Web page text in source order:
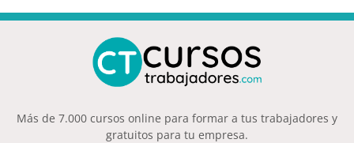
Más de 7.000 cursos online para formar a tus trabajadores y
gratuitos para tu empresa.